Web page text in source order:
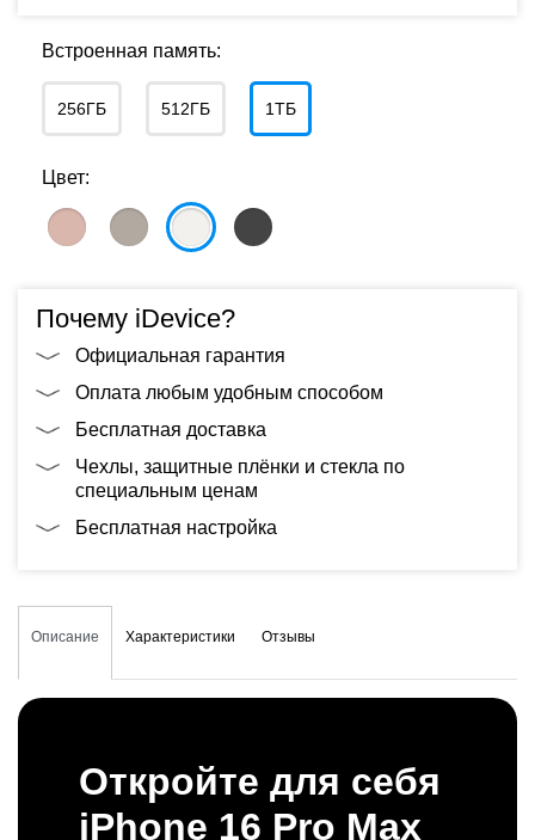
Встроенная память:
256ГБ 512ГБ 1ТБ
Цвет:
Почему iDevice?
Официальная гарантия
Оплата любым удобным способом
Бесплатная доставка
Чехлы, защитные плёнки и стекла по
специальным ценам
Бесплатная настройка
Описание Характеристики Отзывы
Откройте для себя
iPhone 16 Pro Max